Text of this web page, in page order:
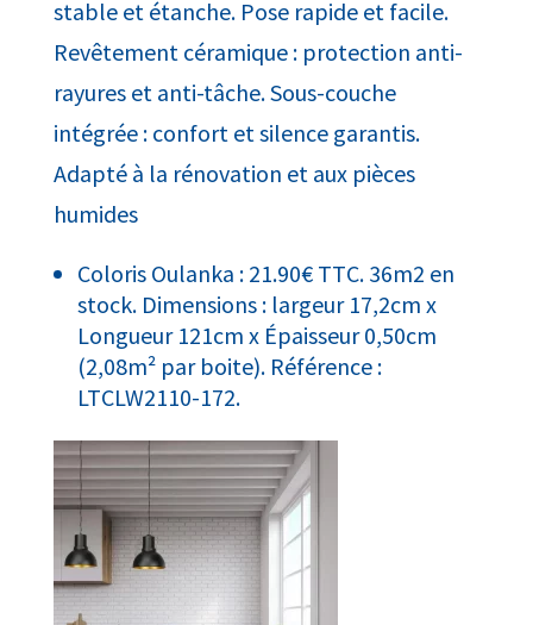
stable et étanche. Pose rapide et facile.
Revêtement céramique : protection anti-
rayures et anti-tâche. Sous-couche
intégrée : confort et silence garantis.
Adapté à la rénovation et aux pièces
humides
Coloris Oulanka : 21.90€ TTC. 36m2 en
stock. Dimensions : largeur 17,2cm x
Longueur 121cm x Épaisseur 0,50cm
(2,08m² par boite). Référence :
LTCLW2110-172.